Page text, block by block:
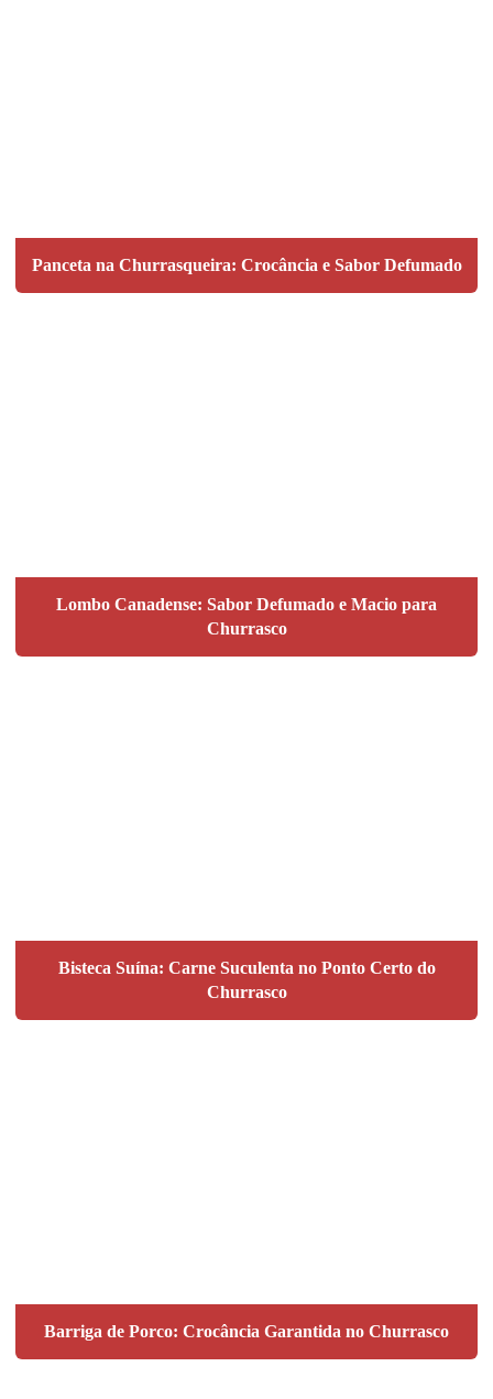
Panceta na Churrasqueira: Crocância e Sabor Defumado
Lombo Canadense: Sabor Defumado e Macio para
Churrasco
Bisteca Suína: Carne Suculenta no Ponto Certo do
Churrasco
Barriga de Porco: Crocância Garantida no Churrasco